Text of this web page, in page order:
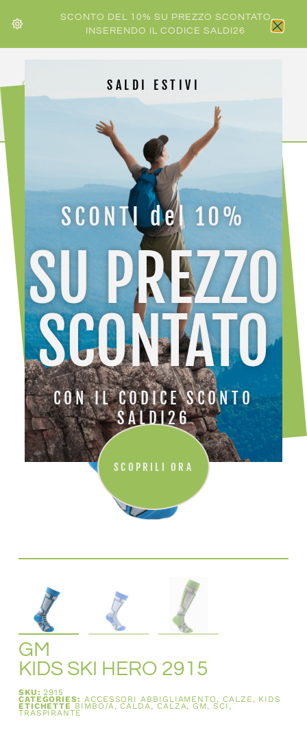
SCONTO DEL 10% SU PREZZO SCONTATO
INSERENDO IL CODICE SALDI26
HOME /ACCESSORI ABBIGLIAMENTO/CALZE
GM
KIDS SKI HERO 2915
SKU: 2915
CATEGORIES: ACCESSORI ABBIGLIAMENTO , CALZE , KIDS
ETICHETTE BIMBO/A ,CALDA , CALZA,GM , SCI ,
TRASPIRANTE
SALDI ESTIVI
SCONTI del 10%
SU PREZZO
SCONTATO
CON IL CODICE SCONTO
SALDI26
SCOPRILI ORA